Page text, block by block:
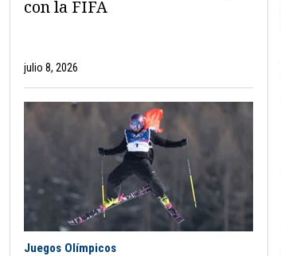
con la FIFA
julio 8, 2026
Juegos Olímpicos